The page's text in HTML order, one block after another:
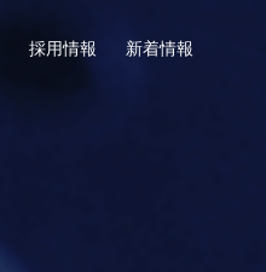
採用情報
新着情報